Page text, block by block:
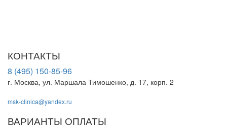
КОНТАКТЫ
8 (495) 150-85-96
г. Москва, ул. Маршала Тимошенко, д. 17, корп. 2
msk-clinica@yandex.ru
ВАРИАНТЫ ОПЛАТЫ